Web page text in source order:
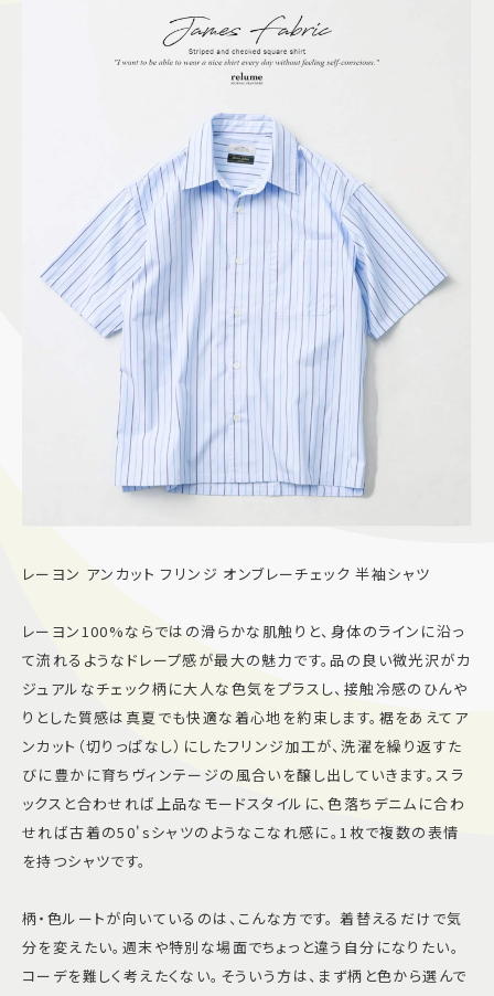
レーヨン アンカット フリンジ オンブレーチェック 半袖シャツ
レーヨン100%ならではの滑らかな肌触りと、身体のラインに沿っ
て流れるようなドレープ感が最大の魅力です。品の良い微光沢がカ
ジュアルなチェック柄に大人な色気をプラスし、接触冷感のひんや
りとした質感は真夏でも快適な着心地を約束します。裾をあえてア
ンカット（切りっぱなし）にしたフリンジ加工が、洗濯を繰り返すた
びに豊かに育ちヴィンテージの風合いを醸し出していきます。スラ
ックスと合わせれば上品なモードスタイルに、色落ちデニムに合わ
せれば古着の50'sシャツのようなこなれ感に。1枚で複数の表情
を持つシャツです。
柄・色ルートが向いているのは、こんな方です。 着替えるだけで気
分を変えたい。週末や特別な場面でちょっと違う自分になりたい。
コーデを難しく考えたくない。そういう方は、まず柄と色から選んで